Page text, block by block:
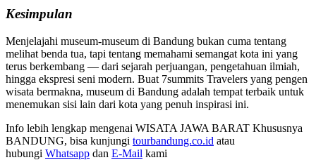
Kesimpulan
Menjelajahi museum-museum di Bandung bukan cuma tentang
melihat benda tua, tapi tentang memahami semangat kota ini yang
terus berkembang — dari sejarah perjuangan, pengetahuan ilmiah,
hingga ekspresi seni modern. Buat 7summits Travelers yang pengen
wisata bermakna, museum di Bandung adalah tempat terbaik untuk
menemukan sisi lain dari kota yang penuh inspirasi ini.
Info lebih lengkap mengenai WISATA JAWA BARAT Khususnya
BANDUNG, bisa kunjungi tourbandung.co.id atau
hubungi Whatsapp dan E-Mail kami